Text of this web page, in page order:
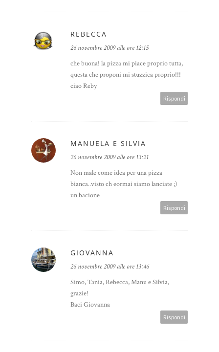
REBECCA
26 novembre 2009 alle ore 12:15
che buona! la pizza mi piace proprio tutta,
questa che proponi mi stuzzica proprio!!!
ciao Reby
Rispondi
MANUELA E SILVIA
26 novembre 2009 alle ore 13:21
Non male come idea per una pizza
bianca..visto ch eormai siamo lanciate ;)
un bacione
Rispondi
GIOVANNA
26 novembre 2009 alle ore 13:46
Simo, Tania, Rebecca, Manu e Silvia,
grazie!
Baci Giovanna
Rispondi